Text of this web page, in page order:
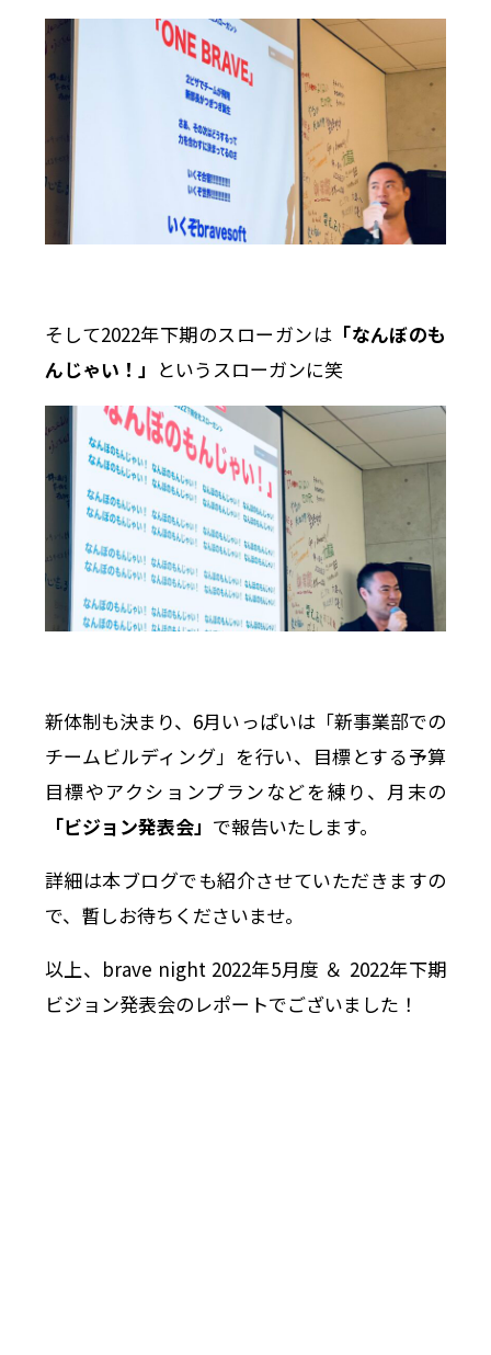
そして2022年下期のスローガンは 「なんぼのも
んじゃい！」 というスローガンに笑
新体制も決まり、6月いっぱいは「新事業部での
チームビルディング」を行い、目標とする予算
目標やアクションプランなどを練り、月末の
「ビジョン発表会」 で報告いたします。
詳細は本ブログでも紹介させていただきますの
で、暫しお待ちくださいませ。
以上、brave night 2022年5月度 ＆ 2022年下期
ビジョン発表会のレポートでございました！